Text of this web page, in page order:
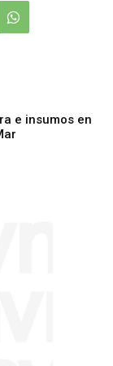
e insumos en